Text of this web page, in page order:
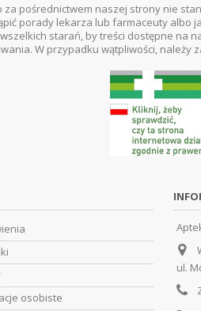
pośrednictwem naszej strony nie
porady lekarza lub farmaceuty
starań, by treści dostępne
W przypadku wątpliwości,
osobiste
ul.